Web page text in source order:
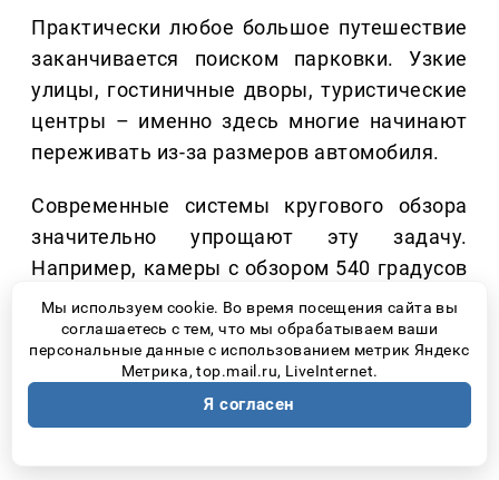
Практически любое большое путешествие
заканчивается поиском парковки. Узкие
улицы, гостиничные дворы, туристические
центры – именно здесь многие начинают
переживать из-за размеров автомобиля.
Современные системы кругового обзора
значительно упрощают эту задачу.
Например, камеры с обзором 540 градусов
позволяют видеть не только пространство
вокруг автомобиля, но и область
непосредственно под ним. Это особенно
удобно при парковке, проезде рядом с
бордюрами или движении по тесным
Мы используем cookie. Во время посещения сайта вы
соглашаетесь с тем, что мы обрабатываем ваши
персональные данные с использованием метрик Яндекс
Метрика, top.mail.ru, LiveInternet.
Я согласен